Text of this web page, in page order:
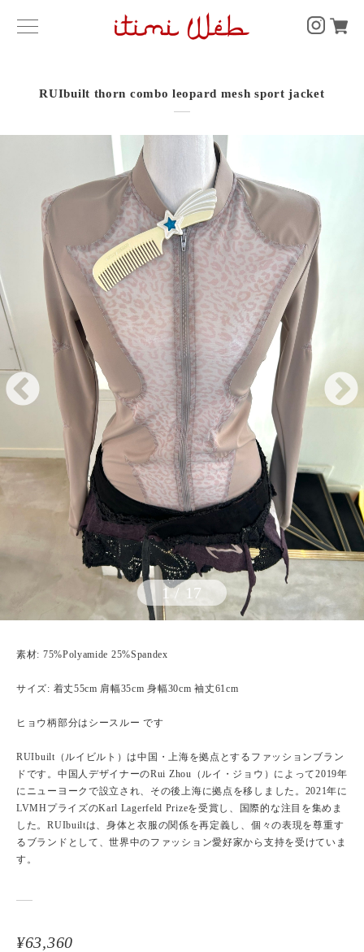
RUIbuilt thorn combo leopard mesh sport jacket
1/ 17
素材: 75%Polyamide 25%Spandex
サイズ: 着丈55cm 肩幅35cm 身幅30cm 袖丈61cm
ヒョウ柄部分はシースルー です
RUIbuilt（ルイビルト）は中国・上海を拠点とするファッションブラン
ドです。中国人デザイナーのRui Zhou（ルイ・ジョウ）によって2019年
にニューヨークで設立され、その後上海に拠点を移しました。2021年に
LVMHプライズのKarl Lagerfeld Prizeを受賞し、国際的な注目を集めま
した。RUIbuiltは、身体と衣服の関係を再定義し、個々の表現を尊重す
るブランドとして、世界中のファッション愛好家から支持を受けていま
す。
¥63,360